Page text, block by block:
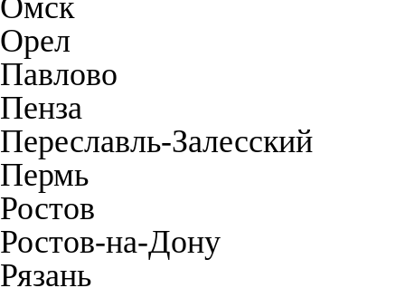
Омск
Орел
Павлово
Пенза
Переславль-Залесский
Пермь
Ростов
Ростов-на-Дону
Рязань